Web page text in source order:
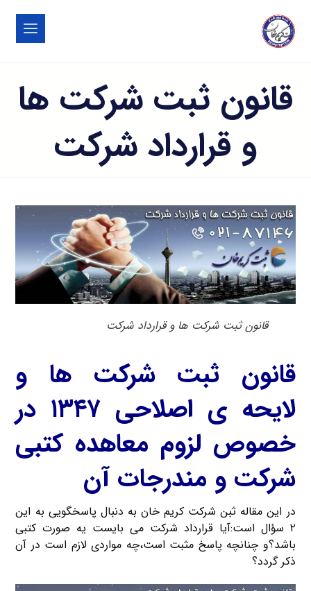
قانون ثبت شرکت ها
و قرارداد شرکت
قانون ثبت شرکت ها و قرارداد شرکت
قانون ثبت شرکت ها و
لایحه ی اصلاحی ۱۳۴۷ در
خصوص لزوم معاهده کتبی
شرکت و مندرجات آن
در این مقاله ثبن شرکت کریم خان به دنبال پاسخگویی به این
۲ سؤال است:آیا قرارداد شرکت می بایست یه صورت کتبی
باشد؟و چنانچه پاسخ مثبت است،چه مواردی لازم است در آن
ذکر گردد؟